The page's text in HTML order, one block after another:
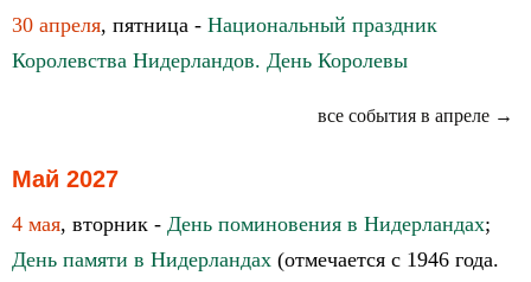
30 апреля, пятница - Национальный праздник
Королевства Нидерландов. День Королевы
все события в апреле →
Май 2027
4 мая, вторник - День поминовения в Нидерландах;
День памяти в Нидерландах (отмечается с 1946 года.